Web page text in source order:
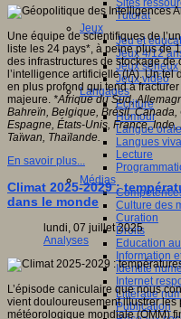
Sites
Tutorat
Jeux
Jeu et
Jeux 4/12
Jeux sérieux
Jeux vidéo
Langages
Ecriture
Humour
Langue orale
Langues
Lecture
Médias
Culture des
Curation
Droits
Education
Information
Identité
Internet
Littératie
Publication
Une équipe de scientifiques de
liste les 24 pays*, à peine plus de
des infrastructures de stockage
l’intelligence artificielle (IA). Un
en plus profond qui tend à
majeure. *Afrique du Sud,
Bahreïn, Belgique, Brésil,
Espagne, États-Unis, France,
Taïwan, Thaïlande.
En savoir plus...
Climat 2025-2029 :
dans le monde
lundi, 07 juillet 2025
Analyses
L’épisode caniculaire que nous
vient douloureusement illustrer les
météorologique mondiale (OMM)